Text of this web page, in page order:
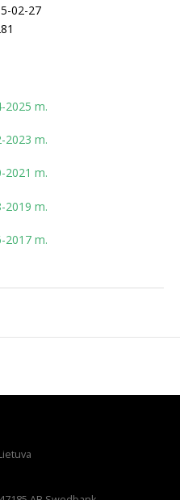
02-27
2025 m.
2023 m.
2021 m.
2019 m.
2017 m.